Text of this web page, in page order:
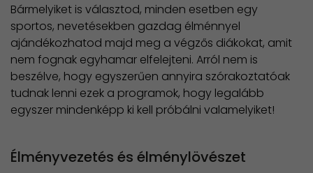
Bármelyiket is választod, minden esetben egy
sportos, nevetésekben gazdag élménnyel
ajándékozhatod majd meg a végzős diákokat, amit
nem fognak egyhamar elfelejteni. Arról nem is
beszélve, hogy egyszerűen annyira szórakoztatóak
tudnak lenni ezek a programok, hogy legalább
egyszer mindenképp ki kell próbálni valamelyiket!
Élményvezetés és élménylövészet